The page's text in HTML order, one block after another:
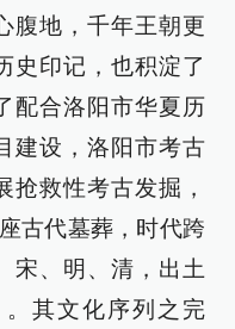
腹地，千年王朝更
史印记，也积淀了
配合洛阳市华夏历
建设，洛阳市考古
抢救性考古发掘，
古代墓葬，时代跨
宋、明、清，出土
其文化序列之完